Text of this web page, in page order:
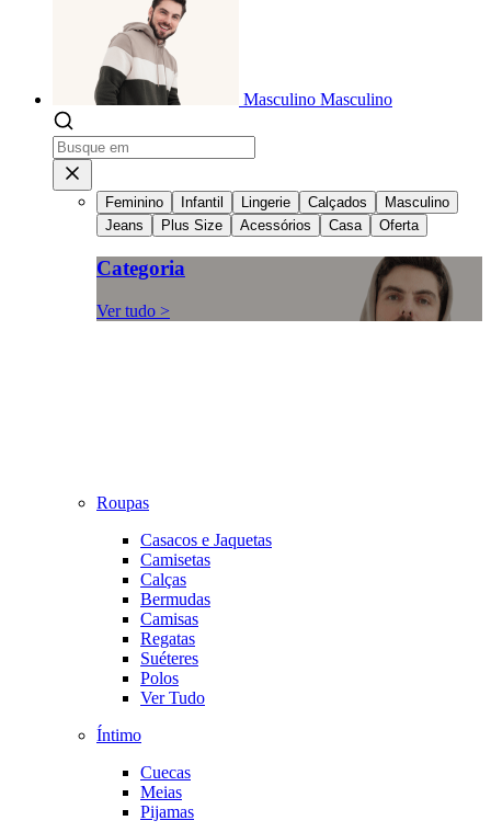
Masculino Masculino
Feminino Infantil Lingerie Calçados
Masculino
Jeans
Plus Size Acessórios Casa Oferta
Categoria
Ver tudo >
Roupas
Casacos e Jaquetas
Camisetas
Calças
Bermudas
Camisas
Regatas
Suéteres
Polos
Ver Tudo
Íntimo
Cuecas
Meias
Pijamas